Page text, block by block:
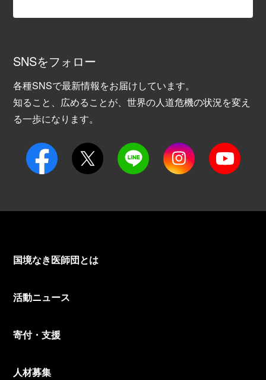
SNSをフォロー
各種SNSで最新情報をお届けしています。
知ること、広めることが、世界の人道危機の状況を変え
る一歩になります。
国境なき医師団とは
活動ニュース
寄付・支援
人材募集